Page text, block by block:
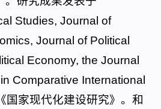
Studies, Journal of
Journal of Political
Economy, the Journal
Comparative International
国家现代化建设研究》。和